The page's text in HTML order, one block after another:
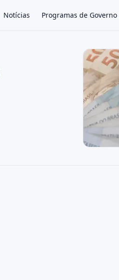
Notícias Programas de Governo